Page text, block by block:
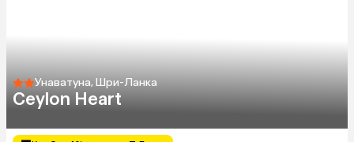
Унаватуна, Шри-Ланка
Ceylon Heart